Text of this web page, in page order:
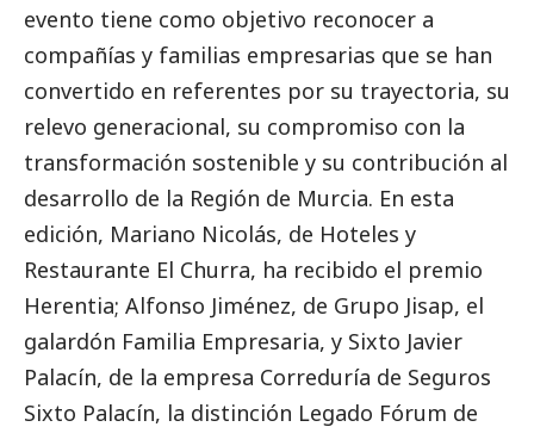
evento tiene como objetivo reconocer a
compañías y familias empresarias que se han
convertido en referentes por su trayectoria, su
relevo generacional, su compromiso con la
transformación sostenible y su contribución al
desarrollo de la Región de Murcia. En esta
edición, Mariano Nicolás, de Hoteles y
Restaurante El Churra, ha recibido el premio
Herentia; Alfonso Jiménez, de Grupo Jisap, el
galardón Familia Empresaria, y Sixto Javier
Palacín, de la empresa Correduría de Seguros
Sixto Palacín, la distinción Legado Fórum de